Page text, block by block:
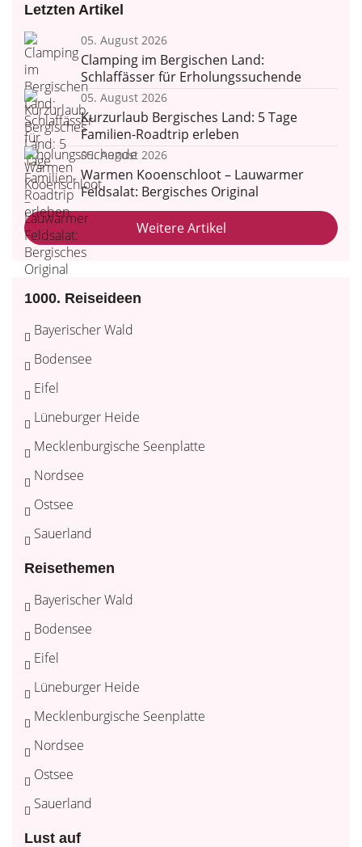
Letzten Artikel
05. August 2026
Clamping im Bergischen Land:
Schlaffässer für Erholungssuchende
05. August 2026
Kurzurlaub Bergisches Land: 5 Tage
Familien-Roadtrip erleben
05. August 2026
Warmen Kooenschloot – Lauwarmer
Feldsalat: Bergisches Original
Weitere Artikel
1000. Reiseideen
Bayerischer Wald
Bodensee
Eifel
Lüneburger Heide
Mecklenburgische Seenplatte
Nordsee
Ostsee
Sauerland
Reisethemen
Bayerischer Wald
Bodensee
Eifel
Lüneburger Heide
Mecklenburgische Seenplatte
Nordsee
Ostsee
Sauerland
Lust auf